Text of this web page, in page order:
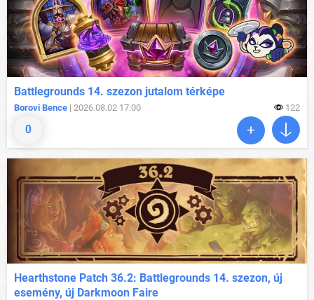
0
Battlegrounds 14. szezon jutalom térképe
Borovi Bence | 2026.08.02 17:00 122
Hearthstone Patch 36.2: Battlegrounds 14. szezon, új
esemény, új Darkmoon Faire